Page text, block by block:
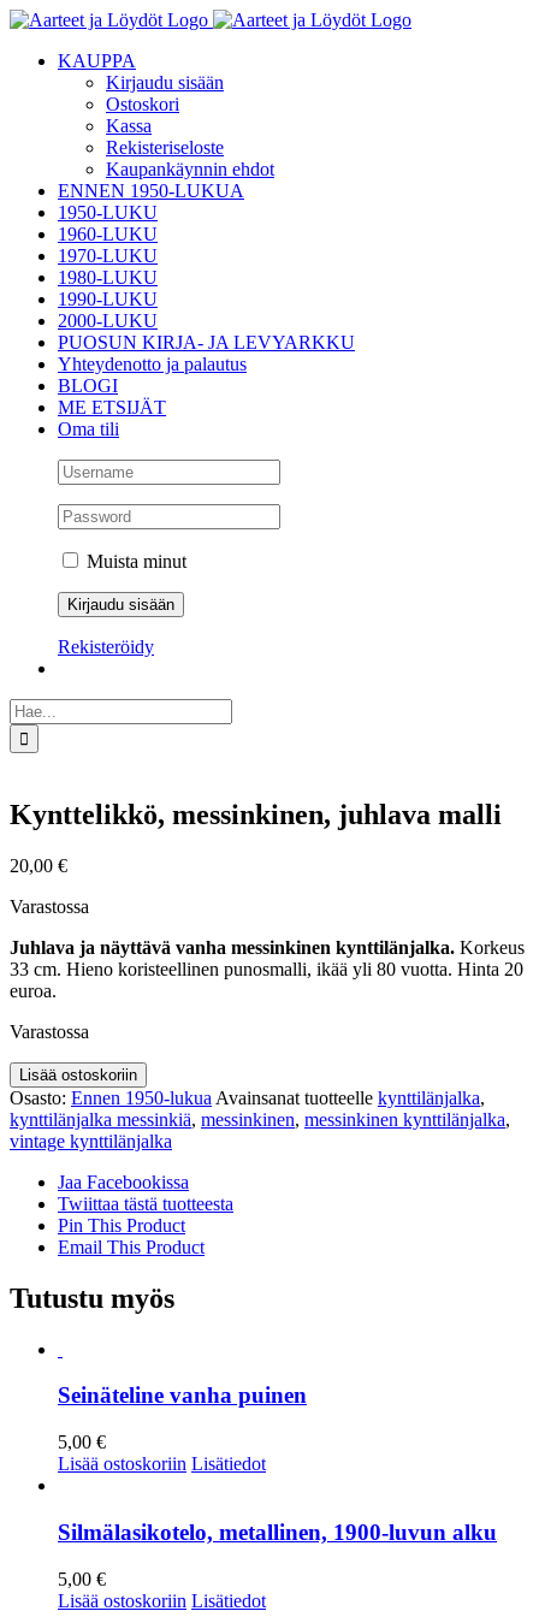
Skip
contentKAUPPA
Kirjaudu sisään
Ostoskori
Kassa
Rekisteriseloste
Kaupankäynnin ehdot
ENNEN 1950-LUKUA
1950-LUKU
1960-LUKU
1970-LUKU
1980-LUKU
1990-LUKU
2000-LUKU
PUOSUN KIRJA- JA LEVYARKKU
Yhteydenotto ja palautus
BLOGI
ME ETSIJÄT
Oma tili
Muista minut
Rekisteröidy
Etsi
...
Kynttelikkö, messinkinen, juhlava malli
20,00 €
Varastossa
Juhlava ja näyttävä vanha messinkinen kynttilänjalka. Korkeus
33 cm. Hieno koristeellinen punosmalli, ikää yli 80 vuotta. Hinta 20
euroa.
Varastossa
Kynttelikkö,
messinkinen,
juhlava
malli
määrä
Lisää ostoskoriin
Osasto: Ennen 1950-lukua Avainsanat tuotteelle kynttilänjalka,
kynttilänjalka messinkiä, messinkinen, messinkinen kynttilänjalka,
vintage kynttilänjalka
Jaa Facebookissa
Twiittaa tästä tuotteesta
Pin This Product
Email This Product
Tutustu myös
Seinäteline vanha puinen
5,00 €
Lisää ostoskoriin Lisätiedot
Silmälasikotelo, metallinen, 1900-luvun alku
5,00 €
Lisää ostoskoriin Lisätiedot